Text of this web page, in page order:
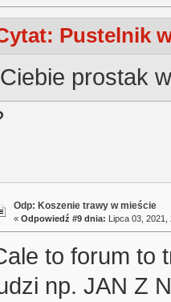
Pustelnik
Ciebie prostak
Odp: Koszenie trawy w mieście
« Odpowiedź #9 dnia: Lipca 03, 2021,
to forum to
np. JAN Z